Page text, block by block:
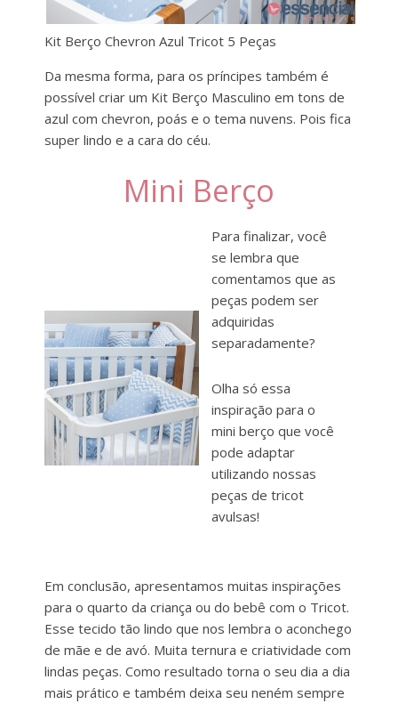
Kit Berço Chevron Azul Tricot 5 Peças
Da mesma forma, para os príncipes também é
possível criar um Kit Berço Masculino em tons de
azul com chevron, poás e o tema nuvens. Pois fica
super lindo e a cara do céu.
Mini Berço
Para finalizar, você
se lembra que
comentamos que as
peças podem ser
adquiridas
separadamente?
Olha só essa
inspiração para o
mini berço que você
pode adaptar
utilizando nossas
peças de tricot
avulsas!
Em conclusão, apresentamos muitas inspirações
para o quarto da criança ou do bebê com o Tricot.
Esse tecido tão lindo que nos lembra o aconchego
de mãe e de avó. Muita ternura e criatividade com
lindas peças. Como resultado torna o seu dia a dia
mais prático e também deixa seu neném sempre